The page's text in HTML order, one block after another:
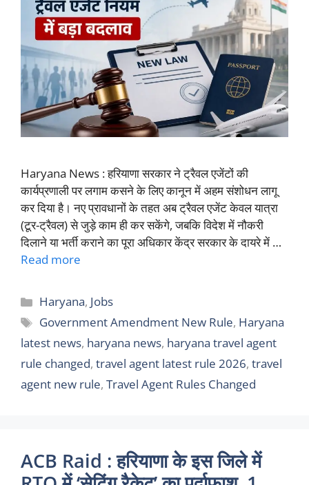
Haryana News : हरियाणा सरकार ने ट्रैवल एजेंटों की
कार्यप्रणाली पर लगाम कसने के लिए कानून में अहम संशोधन लागू
कर दिया है। नए प्रावधानों के तहत अब ट्रैवल एजेंट केवल यात्रा
(टूर-ट्रैवल) से जुड़े काम ही कर सकेंगे, जबकि विदेश में नौकरी
दिलाने या भर्ती कराने का पूरा अधिकार केंद्र सरकार के दायरे में …
Read more
Categories
Haryana, Jobs
Tags
Government Amendment New Rule, Haryana
latest news, haryana news, haryana travel agent
rule changed, travel agent latest rule 2026, travel
agent new rule, Travel Agent Rules Changed
ACB Raid : हरियाणा के इस जिले में